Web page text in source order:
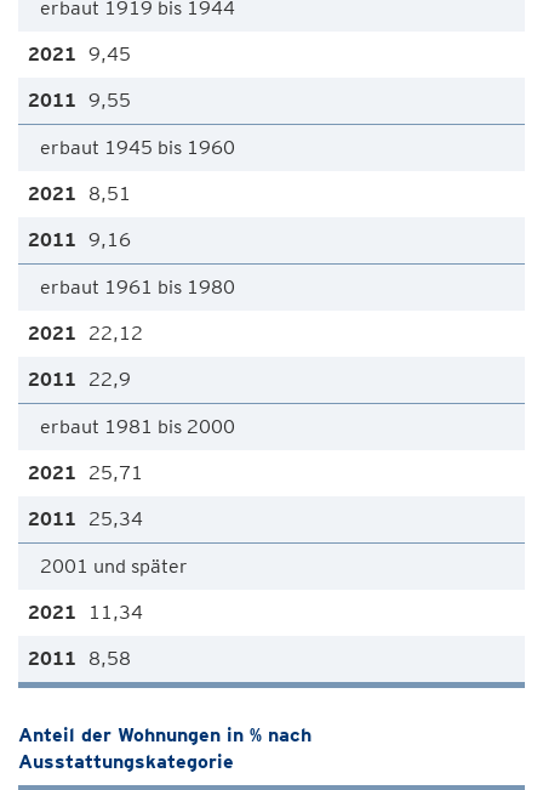
erbaut 1919 bis 1944
9,45
9,55
erbaut 1945 bis 1960
8,51
9,16
erbaut 1961 bis 1980
22,12
22,9
erbaut 1981 bis 2000
25,71
25,34
2001 und später
11,34
8,58
Anteil der Wohnungen in % nach
Ausstattungskategorie